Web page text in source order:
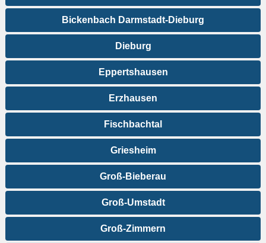
Bickenbach Darmstadt-Dieburg
Dieburg
Eppertshausen
Erzhausen
Fischbachtal
Griesheim
Groß-Bieberau
Groß-Umstadt
Groß-Zimmern